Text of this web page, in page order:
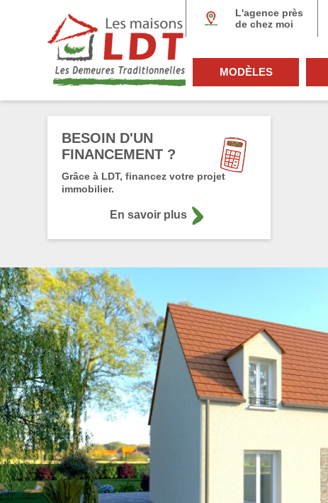
L'agence près
de chez moi
MODÈLES
BESOIN D'UN
FINANCEMENT ?
Grâce à LDT, financez votre projet
immobilier.
En savoir plus